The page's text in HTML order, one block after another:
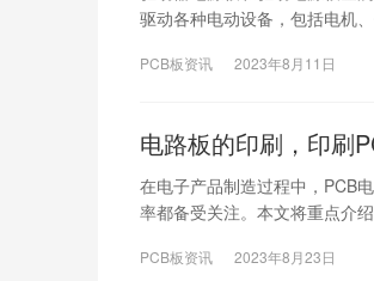
驱动各种电动设备，包括电机
PCB板资讯 2023年8月11日
电路板的印刷，印刷
在电子产品制造过程中，PCB
率都备受关注。本文将重点介
PCB板资讯 2023年8月23日